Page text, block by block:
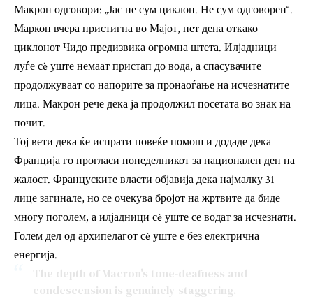
Макрон одговори: „Јас не сум циклон. Не сум одговорен“.
Маркон вчера пристигна во Мајот, пет дена откако
циклонот Чидо предизвика огромна штета. Илјадници
луѓе сè уште немаат пристап до вода, а спасувачите
продолжуваат со напорите за пронаоѓање на исчезнатите
лица. Макрон рече дека ја продолжил посетата во знак на
почит.
Тој вети дека ќе испрати повеќе помош и додаде дека
Франција го прогласи понеделникот за национален ден на
жалост. Француските власти објавија дека најмалку 31
лице загинале, но се очекува бројот на жртвите да биде
многу поголем, а илјадници сè уште се водат за исчезнати.
Голем дел од архипелагот сè уште е без електрична
енергија.
The depth of Macron's tone-deafness and
condescension is genuinely staggering.